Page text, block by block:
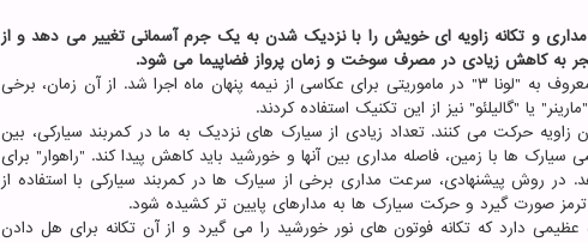
و تکانه زاویه ای خویش را با نزدیک شدن به یک جرم آسمانی تغییر می دهد و از
به کاهش زیادی در مصرف سوخت و زمان پرواز فضاپیما می شود.
این مانور نخستین بار در سال ۱۹۵۹ توسط کاوشگر شوروی معروف به "لونا ۳" در ماموریتی برای عکاسی از نیمه پنهان ماه اجرا شد. از آن زمان، برخی
یا "گالیلئو" نیز از این تکنیک استفاده کردند.
حرکت می کنند. تعداد زیادی از سیارک های نزدیک به ما در کمربند سیارکی، بین
ها با زمین، فاصله مداری بین آنها و خورشید باید کاهش پیدا کند. "راهوار" برای
در روش پیشنهادی، سرعت مداری برخی از سیارک ها در کمربند سیارکی با استفاده از
صورت گیرد و حرکت سیارک ها به مدارهای پایین تر کشیده شود.
عظیمی دارد که تکانه فوتون های نور خورشید را می گیرد و از آن تکانه برای هل دادن